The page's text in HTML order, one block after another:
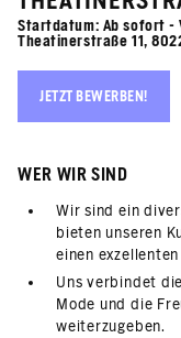
Startdatum: Ab sofort
Theatinerstraße 11,
JETZT BEWERBEN!
WER WIR SIND
Wir sind ein
bieten unseren
einen
Uns verbindet
Mode und die
weiterzugeben.